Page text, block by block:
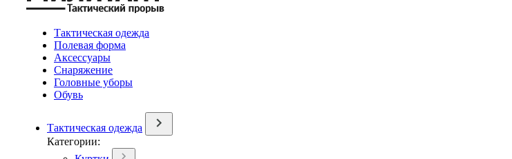
Тактическая одежда
Полевая форма
Аксессуары
Снаряжение
Головные уборы
Обувь
Тактическая одежда
Категории: